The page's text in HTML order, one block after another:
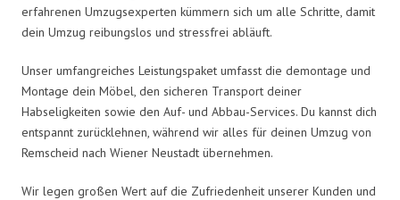
erfahrenen Umzugsexperten kümmern sich um alle Schritte, damit
dein Umzug reibungslos und stressfrei abläuft.
Unser umfangreiches Leistungspaket umfasst die demontage und
Montage dein Möbel, den sicheren Transport deiner
Habseligkeiten sowie den Auf- und Abbau-Services. Du kannst dich
entspannt zurücklehnen, während wir alles für deinen Umzug von
Remscheid nach Wiener Neustadt übernehmen.
Wir legen großen Wert auf die Zufriedenheit unserer Kunden und